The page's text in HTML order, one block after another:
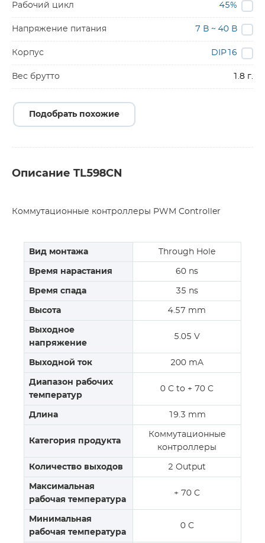
Рабочий цикл 45%
Напряжение питания 7 В ~ 40 В
Корпус DIP16
Вес брутто 1.8 г.
Подобрать похожие
Описание TL598CN
Коммутационные контроллеры PWM Controller
Вид монтажа Through Hole
Время нарастания 60 ns
Время спада 35 ns
Высота 4.57 mm
Выходное
напряжение
5.05 V
Выходной ток 200 mA
Диапазон рабочих
температур
0 C to + 70 C
Длина 19.3 mm
Категория продукта
Коммутационные
контроллеры
Количество выходов 2 Output
Максимальная
рабочая температура
+ 70 C
Минимальная
рабочая температура
0 C